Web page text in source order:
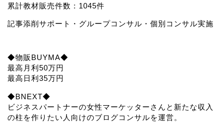
累計教材販売件数：1045件
記事添削サポート・グループコンサル・個別コンサル実施
◆物販BUYMA◆
最高月利50万円
最高日利35万円
◆BNEXT◆
ビジネスパートナーの女性マーケッターさんと新たな収入
の柱を作りたい人向けのブログコンサルを運営。